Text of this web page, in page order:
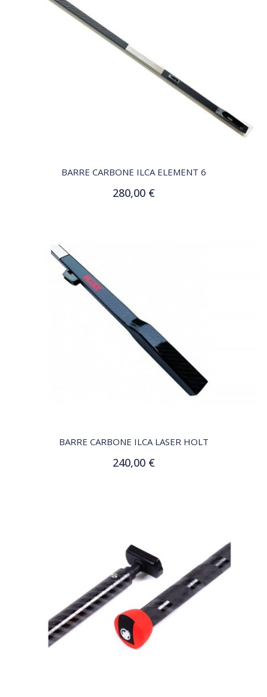
BARRE CARBONE ILCA ELEMENT 6
280,00 €
Ajouter au panier
BARRE CARBONE ILCA LASER HOLT
240,00 €
Ajouter au panier